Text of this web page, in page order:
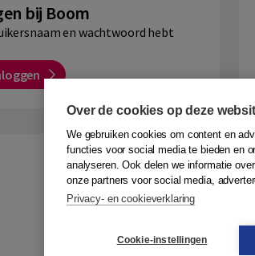
bij Boom
en wachtwoord hebt
Over de cookies op deze
We gebruiken cookies om content en
functies voor social media te bieden en
analyseren. Ook delen we informatie
onze partners voor social media,
Privacy- en cookieverklaring
Cookie-instellingen